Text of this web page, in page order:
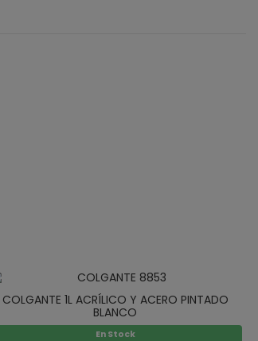
COLGANTE 1L ACRÍLICO Y ACERO PINTADO
BLANCO
En Stock